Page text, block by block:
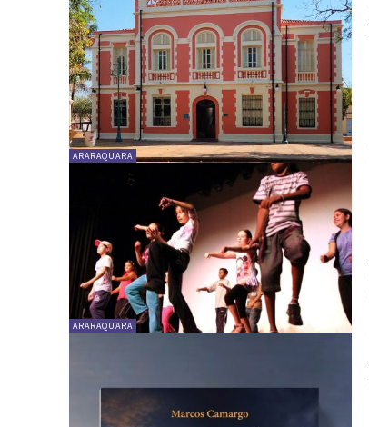
ARARAQUARA
ARARAQUARA